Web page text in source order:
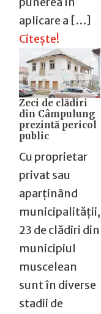
aplicare a […]
Citește!
Zeci de clădiri
din Câmpulung
prezintă pericol
public
Cu proprietar
privat sau
aparținând
municipalității,
23 de clădiri din
municipiul
muscelean
sunt în diverse
stadii de